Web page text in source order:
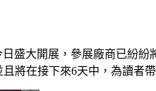
盛大開展，參展廠商已紛
將在接下來6天中，為讀者